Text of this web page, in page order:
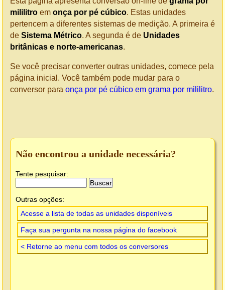
mililitro em onça por pé cúbico. Estas unidades
pertencem a diferentes sistemas de medição. A primeira é
de Sistema Métrico. A segunda é de Unidades
britânicas e norte-americanas.
Se você precisar converter outras unidades, comece pela
página inicial. Você também pode mudar para o
conversor para onça por pé cúbico em grama por mililitro.
Não encontrou a unidade necessária?
Tente pesquisar:
Outras opções:
Acesse a lista de todas as unidades disponíveis
Faça sua pergunta na nossa página do facebook
< Retorne ao menu com todos os conversores